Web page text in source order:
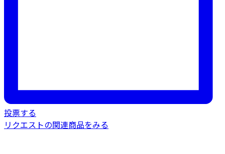
投票する
リクエストの関連商品をみる